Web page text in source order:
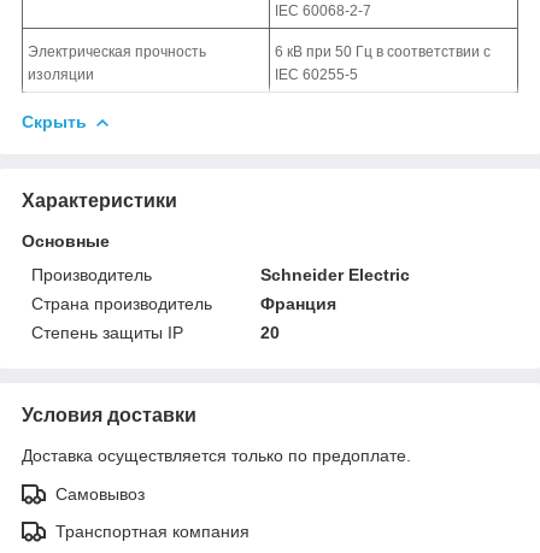
IEC 60068-2-7
Электрическая прочность
изоляции
6 кВ при 50 Гц в соответствии с
IEC 60255-5
Скрыть
Характеристики
Основные
Производитель
Schneider Electric
Страна производитель
Франция
Степень защиты IP
20
Условия доставки
Доставка осуществляется только по предоплате.
Самовывоз
Транспортная компания